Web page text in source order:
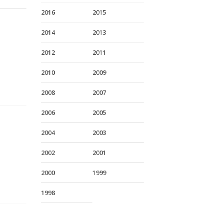
2016 2015
2014 2013
2012 2011
2010 2009
2008 2007
2006 2005
2004 2003
2002 2001
2000 1999
1998